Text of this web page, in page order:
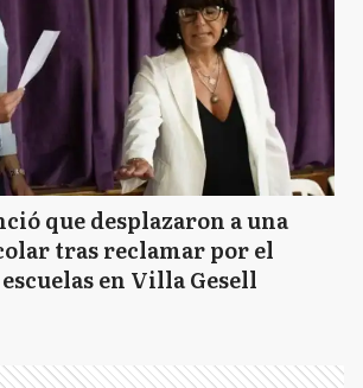
que desplazaron a una
tras reclamar por el
en Villa Gesell